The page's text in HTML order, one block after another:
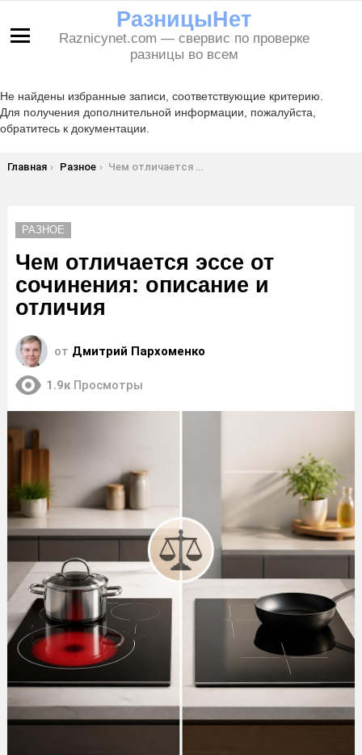
РазницыНет
Raznicynet.com — свервис по проверке
разницы во всем
Не найдены избранные записи, соответствующие критерию.
Для получения дополнительной информации, пожалуйста,
обратитесь к документации.
Вы здесь:
Главная Разное Чем отличается эссе от сочинения: описание и отличия
РАЗНОЕ
Чем отличается эссе от
сочинения: описание и
отличия
от Дмитрий Пархоменко
1.9к Просмотры